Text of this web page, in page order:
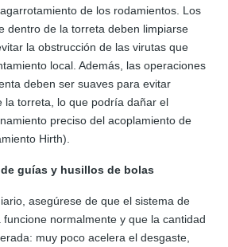
de los rodamientos. Los
dentro de la torreta deben limpiarse
la obstrucción de las virutas que
local. Además, las operaciones
deben ser suaves para evitar
la torreta, lo que podría dañar el
preciso del acoplamiento de
Hirth).
guías y husillos de bolas
asegúrese de que el sistema de
normalmente y que la cantidad
muy poco acelera el desgaste,